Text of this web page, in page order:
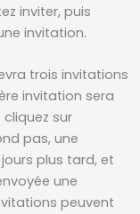
inviter, puis
invitation.
trois invitations
invitation sera
sur
pas, une
plus tard, et
une
peuvent